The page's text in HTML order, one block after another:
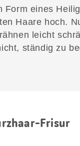
Form eines
Haare hoch.
leicht
ständig zu
Frisur